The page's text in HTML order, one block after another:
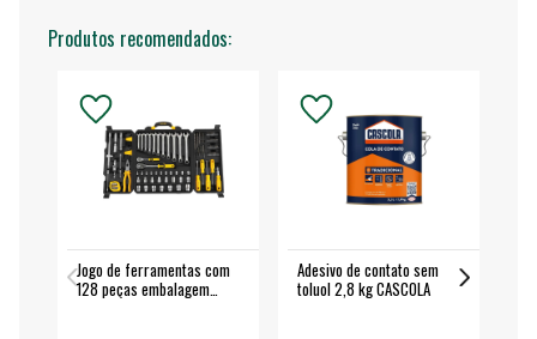
Produtos recomendados:
Jogo de ferramentas com
128 peças embalagem
Adesivo de contato sem
toluol 2,8 kg CASCOLA